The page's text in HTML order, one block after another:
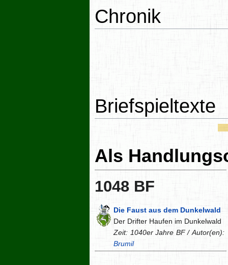
Chronik
Briefspieltexte
Als
1048 BF
Die Faust aus dem Dunkelwald
Der Drifter Haufen im Dunkelwald
Zeit: 1040er Jahre BF / Autor(en):
Brumil